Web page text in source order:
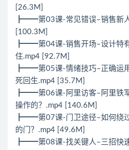
[26.3M]
┣━━第03课-常见错误–销售新
[100.3M]
┣━━第04课-销售开场–设计特
住.mp4 [92.7M]
┣━━第05课-情绪技巧–正确运
死回生.mp4 [35.7M]
┣━━第06课-阿里访客–阿里铁
操作的？.mp4 [140.6M]
┣━━第07课-门卫途径–如何绕
的门？.mp4 [49.6M]
┣━━第08课-找关键人–三招快